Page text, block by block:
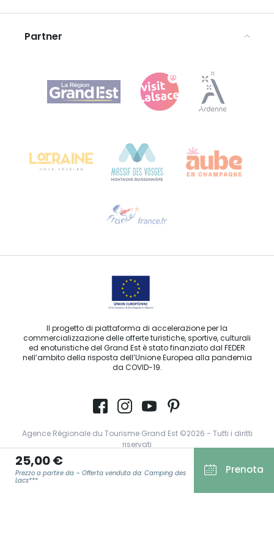
25,00 €
Prezzo a partire da – Offerta venduta da: Camping des
Lacs***
Prenota
Avvertenze legali
Agence Régionale du Tourisme Grand Est
Bureau de Colmar (sede operativa)
Contattaci per e-mail
Partner
Il progetto di piattaforma di accelerazione per la
commercializzazione delle offerte turistiche, sportive, culturali
ed enoturistiche del Grand Est è stato finanziato dal FEDER
nell’ambito della risposta dell’Unione Europea alla pandemia
da COVID-19.
Agence Régionale du Tourisme Grand Est ©2026 - Tutti i diritti
riservati
Condizioni generali di utilizzo